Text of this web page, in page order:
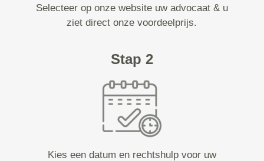
Selecteer op onze website uw advocaat & u
ziet direct onze voordeelprijs.
Stap 2
Kies een datum en rechtshulp voor uw